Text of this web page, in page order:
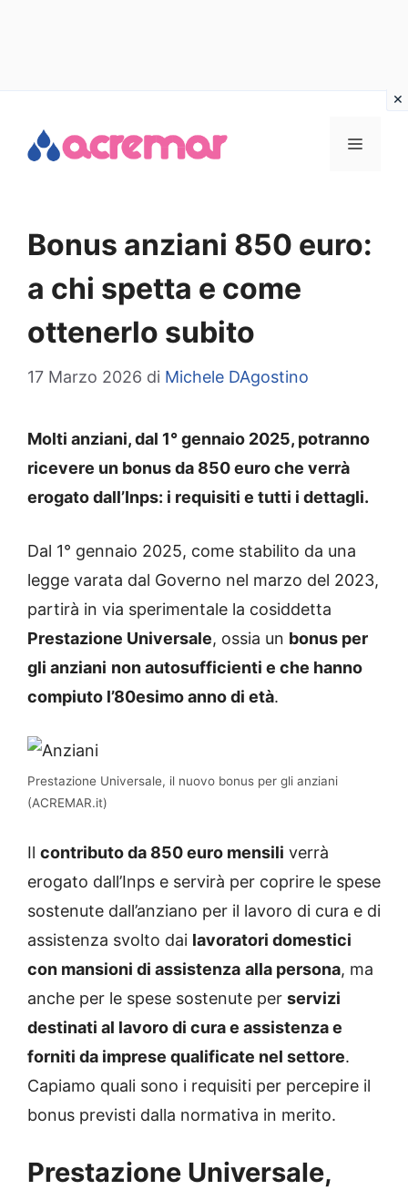
contenuto
MENU
Bonus anziani 850 euro:
a chi spetta e come
ottenerlo subito
17 Marzo 2026 di Michele DAgostino
Molti anziani, dal 1° gennaio 2025, potranno
ricevere un bonus da 850 euro che verrà
erogato dall’Inps: i requisiti e tutti i dettagli.
Dal 1° gennaio 2025, come stabilito da una
legge varata dal Governo nel marzo del 2023,
partirà in via sperimentale la cosiddetta
Prestazione Universale, ossia un bonus per
gli anziani non autosufficienti e che hanno
compiuto l’80esimo anno di età.
Prestazione Universale, il nuovo bonus per gli anziani
(ACREMAR.it)
Il contributo da 850 euro mensili verrà
erogato dall’Inps e servirà per coprire le spese
sostenute dall’anziano per il lavoro di cura e di
assistenza svolto dai lavoratori domestici
con mansioni di assistenza alla persona, ma
anche per le spese sostenute per servizi
destinati al lavoro di cura e assistenza e
forniti da imprese qualificate nel settore.
Capiamo quali sono i requisiti per percepire il
bonus previsti dalla normativa in merito.
Prestazione Universale,